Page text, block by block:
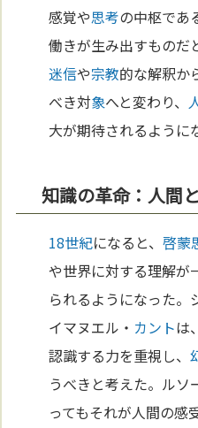
感覚や思考の中枢であ
働きが生み出すものだ
迷信や宗教的な解釈か
べき対象へと変わり、
大が期待されるように
知識の革命：人間
18世紀になると、啓蒙
や世界に対する理解が
られるようになった。
イマヌエル・ カントは
認識する力を重視し、
うべきと考えた。ルソ
ってもそれが人間の感